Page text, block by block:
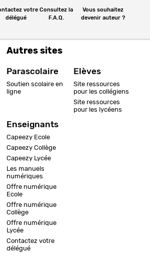
votre
délégué
Consultez la
F.A.Q.
Vous souhaitez
devenir auteur ?
Autres sites
Parascolaire
Soutien scolaire en
ligne
Enseignants
Capeezy Ecole
Capeezy Collège
Capeezy Lycée
Les manuels
numériques
Offre numérique
Ecole
Offre numérique
Collège
Offre numérique
Lycée
Contactez votre
délégué
Elèves
Site ressources
pour les collégiens
Site ressources
pour les lycéens